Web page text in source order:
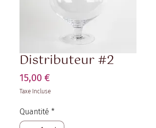
Distributeur #2
15,00 €
Taxe Incluse
Quantité *